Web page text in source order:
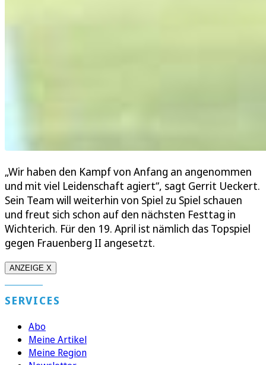
„Wir haben den Kampf von Anfang an angenommen
und mit viel Leidenschaft agiert“, sagt Gerrit Ueckert.
Sein Team will weiterhin von Spiel zu Spiel schauen
und freut sich schon auf den nächsten Festtag in
Wichterich. Für den 19. April ist nämlich das Topspiel
gegen Frauenberg II angesetzt.
ANZEIGE X
SERVICES
Abo
Meine Artikel
Meine Region